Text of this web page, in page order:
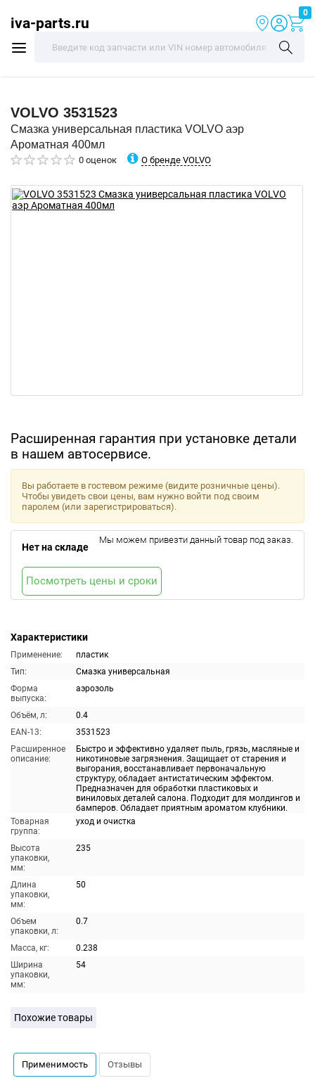
iva-parts.ru
0
VOLVO 3531523
Смазка универсальная пластика VOLVO аэр
Ароматная 400мл
0 оценок О бренде VOLVO
Расширенная гарантия при установке детали
в нашем автосервисе.
Характеристики
Применение:
пластик
Тип:
Смазка универсальная
Форма
выпуска:
аэрозоль
Объём, л:
0.4
EAN-13:
3531523
Расширенное
описание:
Быстро и эффективно удаляет пыль, грязь, масляные и
никотиновые загрязнения. Защищает от старения и
выгорания, восстанавливает первоначальную
структуру, обладает антистатическим эффектом.
Предназначен для обработки пластиковых и
виниловых деталей салона. Подходит для молдингов и
бамперов. Обладает приятным ароматом клубники.
Товарная
группа:
уход и очистка
Высота
упаковки,
мм:
235
Длина
упаковки,
мм:
50
Объем
упаковки, л:
0.7
Масса, кг:
0.238
Ширина
упаковки,
мм:
54
Вы работаете в гостевом режиме (видите розничные цены).
Чтобы увидеть свои цены, вам нужно войти под своим
паролем (или зарегистрироваться).
Нет на складе
Мы можем привезти данный товар под заказ.
Посмотреть цены и сроки
Похожие товары
Применимость Отзывы